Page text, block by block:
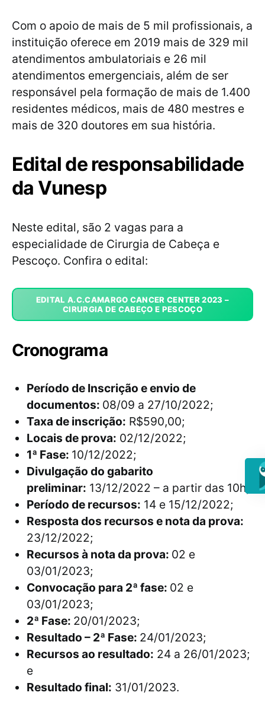
Com o apoio de mais de 5 mil profissionais, a
instituição oferece em 2019 mais de 329 mil
atendimentos ambulatoriais e 26 mil
atendimentos emergenciais, além de ser
responsável pela formação de mais de 1.400
residentes médicos, mais de 480 mestres e
mais de 320 doutores em sua história.
Edital de responsabilidade
da Vunesp
Neste edital, são 2 vagas para a
especialidade de Cirurgia de Cabeça e
Pescoço. Confira o edital:
EDITAL A.C.CAMARGO CANCER CENTER 2023 –
CIRURGIA DE CABEÇO E PESCOÇO
Cronograma
Período de Inscrição e envio de
documentos: 08/09 a 27/10/2022;
Taxa de inscrição: R$590,00;
Locais de prova: 02/12/2022;
1ª Fase: 10/12/2022;
Divulgação do gabarito
preliminar: 13/12/2022 – a partir das 10h;
Período de recursos: 14 e 15/12/2022;
Resposta dos recursos e nota da prova:
23/12/2022;
Recursos à nota da prova: 02 e
03/01/2023;
Convocação para 2ª fase: 02 e
03/01/2023;
2ª Fase: 20/01/2023;
Resultado – 2ª Fase: 24/01/2023;
Recursos ao resultado: 24 a 26/01/2023;
e
Resultado final: 31/01/2023.